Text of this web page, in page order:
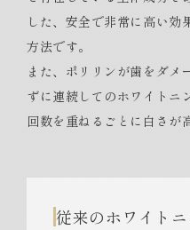
した、安全で非常に高い効
方法です。
また、ポリリンが歯をダメ
ずに連続してのホワイトニ
回数を重ねるごとに白さが
従来のホワイト